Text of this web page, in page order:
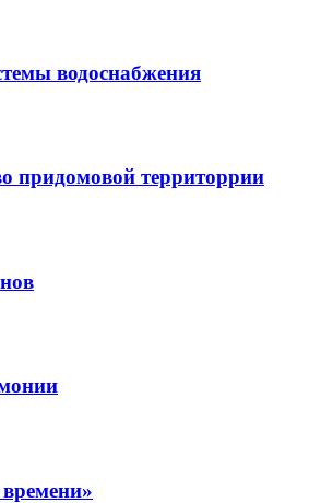
водоснабжения
придомовой территоррии